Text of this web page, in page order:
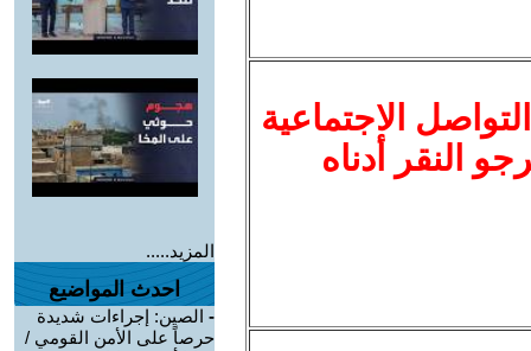
الاجتماعية
النقر أدناه
المزيد.....
احدث المواضيع
- الصين: إجراءات شديدة
حرصاً على الأمن القومي /